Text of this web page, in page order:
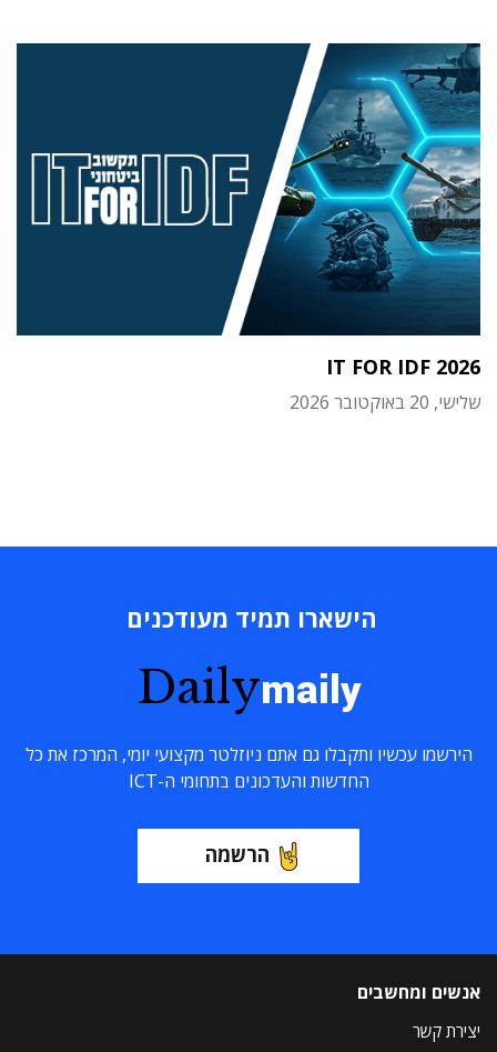
IT FOR IDF 2026
שלישי, 20 באוקטובר 2026
הישארו תמיד מעודכנים
Dailymaily
הירשמו עכשיו ותקבלו גם אתם ניוזלטר מקצועי יומי, המרכז את כל
החדשות והעדכונים בתחומי ה-ICT
הרשמה
אנשים ומחשבים
יצירת קשר